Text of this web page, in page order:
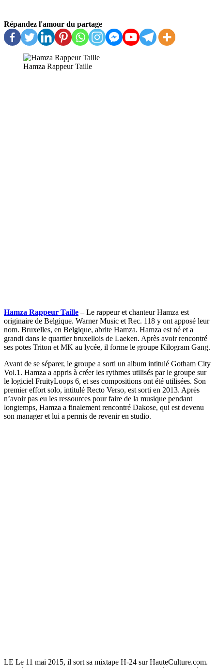
Répandez l'amour du partage
Hamza Rappeur Taille
Hamza Rappeur Taille – Le rappeur et chanteur Hamza est
originaire de Belgique. Warner Music et Rec. 118 y ont apposé leur
nom. Bruxelles, en Belgique, abrite Hamza. Hamza est né et a
grandi dans le quartier bruxellois de Laeken. Après avoir rencontré
ses potes Triton et MK au lycée, il forme le groupe Kilogram Gang.
Avant de se séparer, le groupe a sorti un album intitulé Gotham City
Vol.1. Hamza a appris à créer les rythmes utilisés par le groupe sur
le logiciel FruityLoops 6, et ses compositions ont été utilisées. Son
premier effort solo, intitulé Recto Verso, est sorti en 2013. Après
n’avoir pas eu les ressources pour faire de la musique pendant
longtemps, Hamza a finalement rencontré Dakose, qui est devenu
son manager et lui a permis de revenir en studio.
LE Le 11 mai 2015, il sort sa mixtape H-24 sur HauteCulture.com.